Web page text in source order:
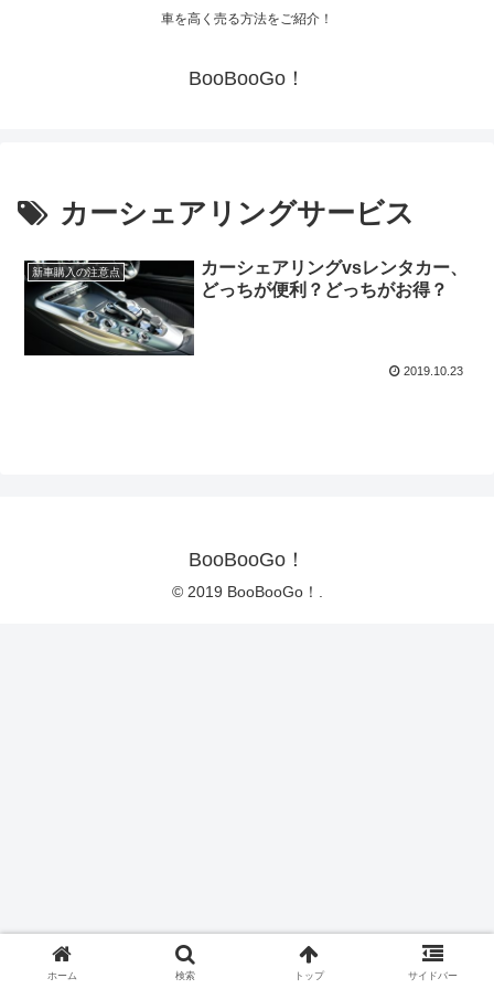
車を高く売る方法をご紹介！
BooBooGo！
カーシェアリングサービス
新車購入の注意点
カーシェアリングvsレンタカー、
どっちが便利？どっちがお得？
2019.10.23
BooBooGo！
© 2019 BooBooGo！.
ホーム 検索 トップ サイドバー